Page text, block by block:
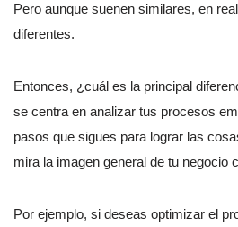
Pero aunque suenen similares, en
diferentes.
Entonces, ¿cuál es la principal
se centra en analizar tus procesos
pasos que sigues para lograr las
mira la imagen general de tu negocio
Por ejemplo, si deseas optimizar el